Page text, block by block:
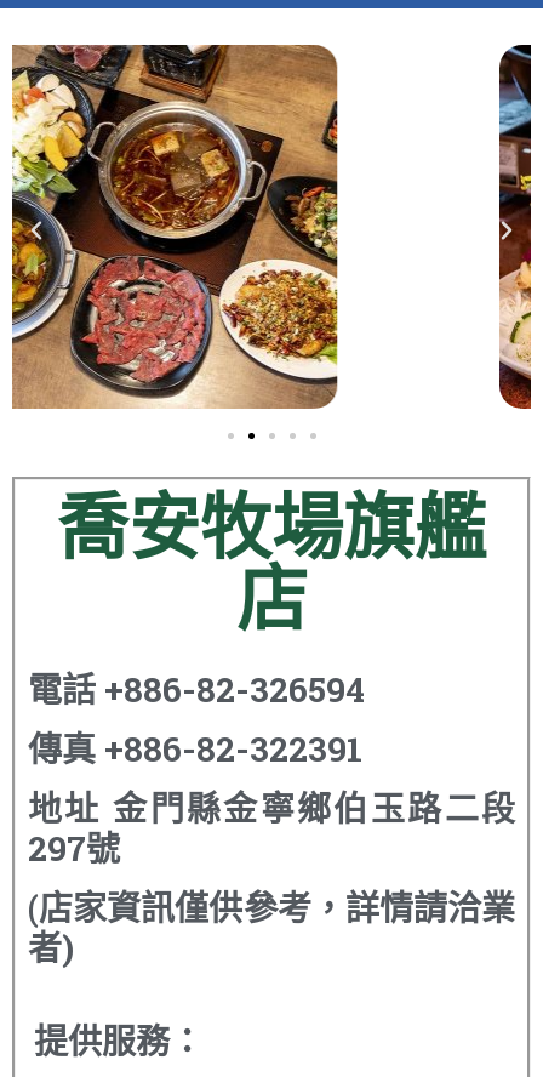
喬安牧場旗艦
店
電話 +886-82-326594
傳真 +886-82-322391
地址 金門縣金寧鄉伯玉路二段
297號
(店家資訊僅供參考，詳情請洽業
者)
提供服務：